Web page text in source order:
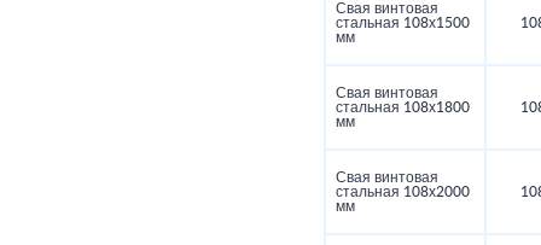
Свая винтовая
стальная 108х1500
мм
Свая винтовая
стальная 108х1800
мм
Свая винтовая
стальная 108х2000
мм